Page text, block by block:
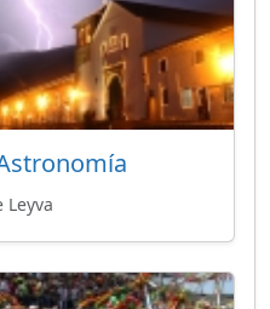
Leyva